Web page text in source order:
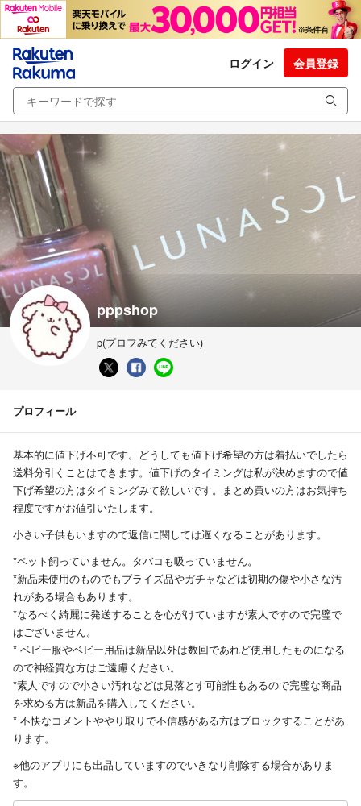
ログイン 会員登録
pppshop
p(プロフみてください)
プロフィール
基本的に値下げ不可です。どうしても値下げ希望の方は着払いでしたら
送料分引くことはできます。値下げのタイミングは私が決めますので値
下げ希望の方はタイミングみて欲しいです。まとめ買いの方はお気持ち
程度ですがお値引いたします。
小さい子供もいますので返信に関しては遅くなることがあります。
*ペット飼っていません。タバコも吸っていません。
*新品未使用のものでもプライズ品やガチャなどは初期の傷や小さな汚
れがある場合もあります。
*なるべく綺麗に発送することを心がけていますが素人ですので完璧で
はございません。
* ベビー服やベビー用品は新品以外は数回であれど使用したものになる
ので神経質な方はご遠慮ください。
*素人ですので小さい汚れなどは見落とす可能性もあるので完璧な商品
を求める方は新品を購入してください。
* 不快なコメントややり取りで不信感がある方はブロックすることがあ
ります。
※他のアプリにも出品していますのでいきなり削除する場合がありま
す。